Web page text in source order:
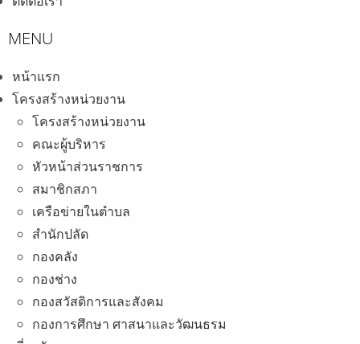
หน้าแรก
โครงสร้างหน่วยงาน
โครงสร้างหน่วยงาน
คณะผู้บริหาร
หัวหน้าส่วนราชการ
สมาชิกสภา
เครือข่ายในตำบล
สำนักปลัด
กองคลัง
กองช่าง
กองสวัสดิการและสังคม
กองการศึกษา ศาสนาและวัฒนธรม